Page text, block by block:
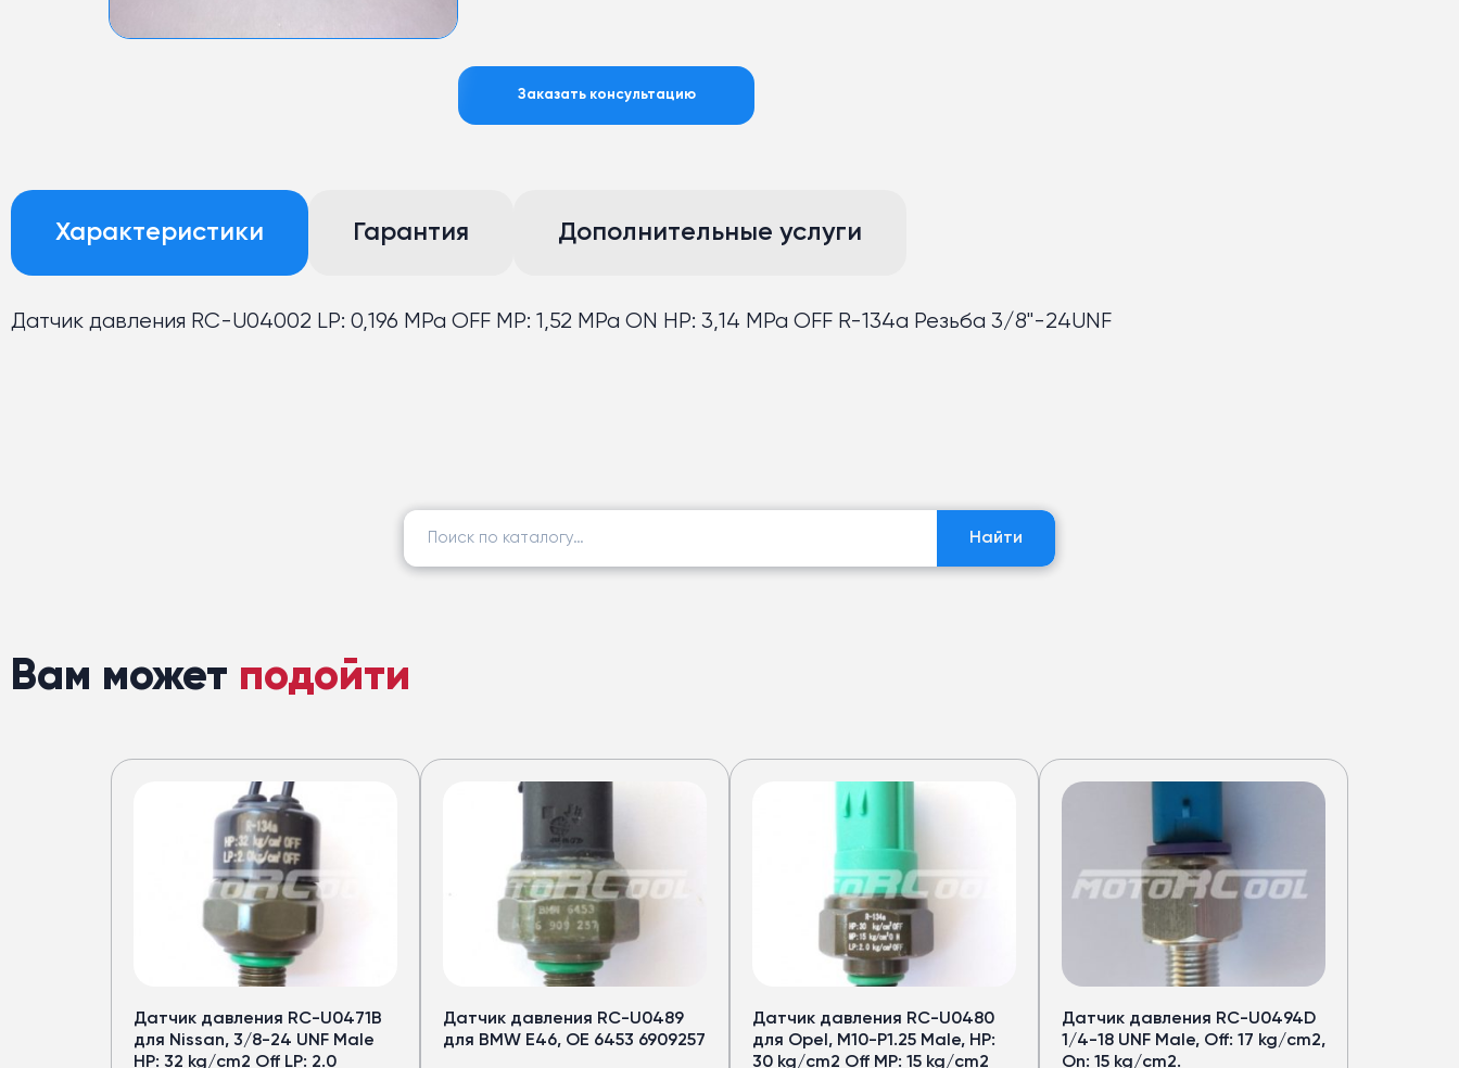
Заказать консультацию
Характеристики Гарантия Дополнительные услуги
Датчик давления RC-U04002 LP: 0,196 MPa OFF MP: 1,52 MPa ON HP: 3,14 MPa OFF R-134a Резьба 3/8"-24UNF
Найти:
Найти
Вам может подойти
Датчик давления RC-U0471B
для Nissan, 3/8-24 UNF Male
HP: 32 kg/cm2 Off LP: 2.0
Датчик давления RC-U0489
для BMW E46, OE 6453 6909257
Датчик давления RC-U0480
для Opel, M10-P1.25 Male, HP:
30 kg/cm2 Off MP: 15 kg/cm2
Датчик давления RC-U0494D
1/4-18 UNF Male, Off: 17 kg/cm2,
On: 15 kg/cm2.